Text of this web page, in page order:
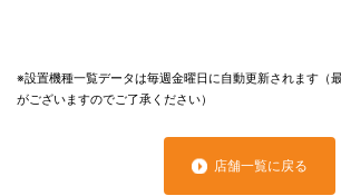
※設置機種一覧データは毎週金曜日に自動更新されます（
がございますのでご了承ください）
店舗一覧に戻る